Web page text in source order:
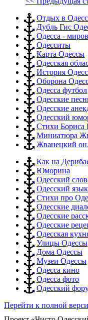
Отдых в
Дубль Гис
Одесса -
Одесситы
Карта Одессы
Одесская
История
Оборона
Одесса футбол
Одесские
Одесские
Одесский
Стихи Бориса
Миниатюра
Жванецкий
Как на
Юморина
Одесский
Одесский язык
Стихи про
Одесские
Одесские
Одесские
Одесская
Улицы Одессы
Дома Одессы
Музеи Одессы
Одесса кино
Одесса фото
Одесский
Перейти к полной